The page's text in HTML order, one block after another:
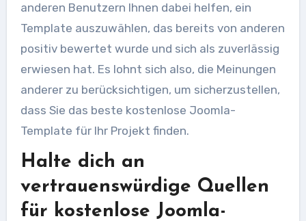
anderen Benutzern Ihnen dabei helfen, ein
Template auszuwählen, das bereits von anderen
positiv bewertet wurde und sich als zuverlässig
erwiesen hat. Es lohnt sich also, die Meinungen
anderer zu berücksichtigen, um sicherzustellen,
dass Sie das beste kostenlose Joomla-
Template für Ihr Projekt finden.
Halte dich an
vertrauenswürdige Quellen
für kostenlose Joomla-